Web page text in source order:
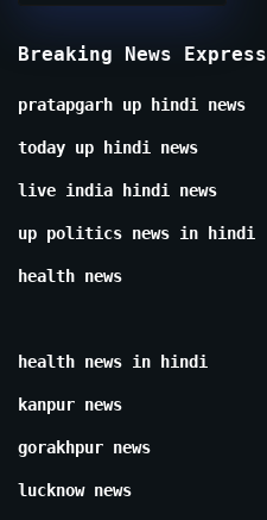
Breaking News Express
pratapgarh up hindi news
today up hindi news
live india hindi news
up politics news in hindi
health news
health news in hindi
kanpur news
gorakhpur news
lucknow news